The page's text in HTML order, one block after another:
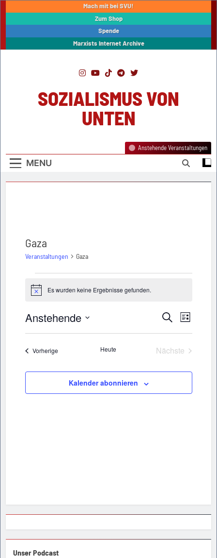
Mach mit bei SVU!
Zum Shop
Spende
Marxists Internet Archive
SOZIALISMUS VON
UNTEN
MENU
Anstehende Veranstaltungen
Gaza
Veranstaltungen Gaza
Veranstaltungen
HinweisEs wurden keine Ergebnisse gefunden.
Suche
und
Ansichten,
Navigation
Suche
Liste
Anstehende
VorherigeVeranstaltungen Heute
Nächste
Kalender abonnieren
Unser Podcast